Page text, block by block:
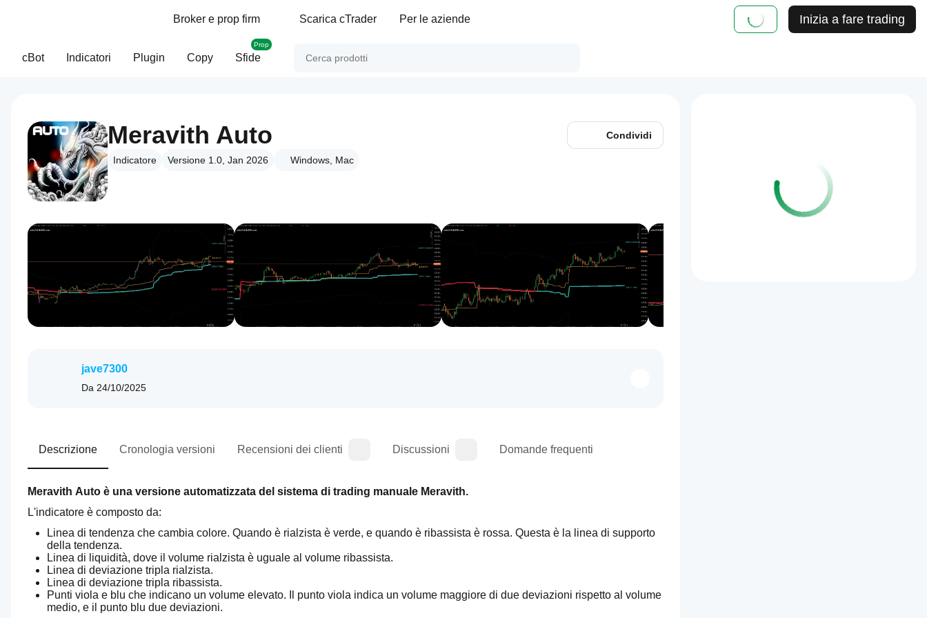
Broker e prop firm Scarica cTrader Per le aziende Inizia a fare trading
cBot Indicatori Plugin Copy Sfide
Prop
Meravith Auto
Indicatore Versione 1.0, Jan 2026 Windows, Mac
Condividi
jave7300
Da 24/10/2025
Descrizione Cronologia versioni Recensioni dei clienti Discussioni Domande frequenti
Meravith Auto è una versione automatizzata del sistema di trading manuale Meravith.
L'indicatore è composto da:
Linea di tendenza che cambia colore. Quando è rialzista è verde, e quando è ribassista è rossa. Questa è la linea di supporto
della tendenza.
Linea di liquidità, dove il volume rialzista è uguale al volume ribassista.
Linea di deviazione tripla rialzista.
Linea di deviazione tripla ribassista.
Punti viola e blu che indicano un volume elevato. Il punto viola indica un volume maggiore di due deviazioni rispetto al volume
medio, e il punto blu due deviazioni.